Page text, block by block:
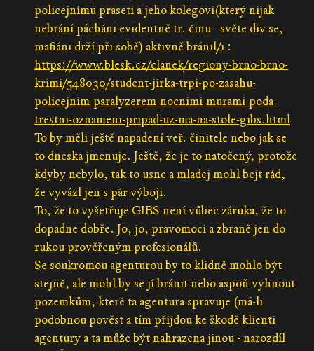
policejnímu praseti a jeho kolegovi(který nijak
nebrání pácháni evidentně tr. činu - světe div se,
mafiáni drží při sobě) aktivně bránil/i :
https://www.blesk.cz/clanek/regiony-brno-brno-
krimi/548030/student-jirka-trpi-po-zasahu-
policejnim-paralyzerem-nocnimi-murami-poda-
trestni-oznameni-pripad-uz-ma-na-stole-gibs.html
To by měli ještě napadení veř. činitele nebo jak se
to dneska jmenuje. Ještě, že je to natočený, protože
kdyby nebylo, tak to usne a mladej mohl bejt rád,
že vyvázl jen s pár výboji.
To, že to vyšetřuje GIBS není vůbec záruka, že to
dopadne dobře. Jo, jo, pravomoci a zbraně jen do
rukou prověřeným profesionálů.
Se soukromou agenturou by to klidně mohlo být
stejně, ale mohl by se jí bránit nebo aspoň vyhnout
pozemkům, které ta agentura spravuje (má-li
podobnou pověst a tím přijdou ke škodě klienti
agentury a ta může být nahrazena jinou - narozdíl